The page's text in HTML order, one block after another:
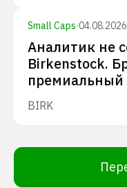
Small Caps·
Аналитик не
Birkenstock.
премиальный
BIRK